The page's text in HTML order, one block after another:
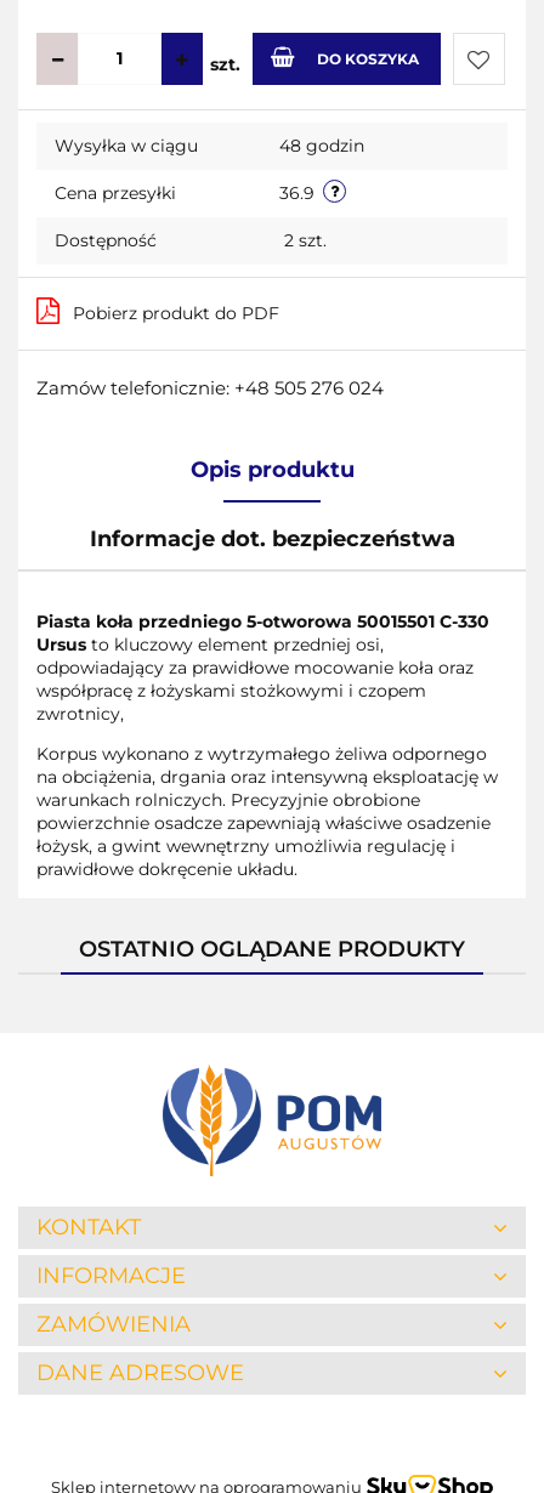
szt. DO KOSZYKA
Do
Wysyłka w ciągu 48 godzin
Cena przesyłki 36.9
Dostępność 2 szt.
Pobierz produkt do PDF
Zamów telefonicznie: +48 505 276 024
Opis produktu
Informacje dot. bezpieczeństwa
Piasta koła przedniego 5-otworowa 50015501 C-330
Ursus to kluczowy element przedniej osi,
odpowiadający za prawidłowe mocowanie koła oraz
współpracę z łożyskami stożkowymi i czopem
zwrotnicy,
Korpus wykonano z wytrzymałego żeliwa odpornego
na obciążenia, drgania oraz intensywną eksploatację w
warunkach rolniczych. Precyzyjnie obrobione
powierzchnie osadcze zapewniają właściwe osadzenie
łożysk, a gwint wewnętrzny umożliwia regulację i
prawidłowe dokręcenie układu.
OSTATNIO OGLĄDANE PRODUKTY
KONTAKT
INFORMACJE
ZAMÓWIENIA
DANE ADRESOWE
Sklep internetowy na oprogramowaniu